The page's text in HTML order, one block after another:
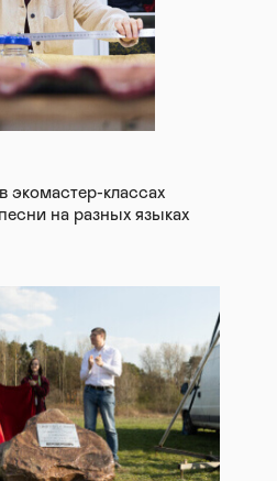
классах
на разных языках